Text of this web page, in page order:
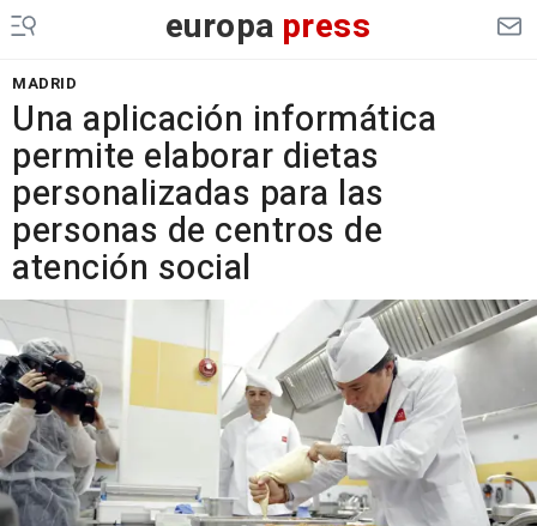
europa press
MADRID
Una aplicación informática
permite elaborar dietas
personalizadas para las
personas de centros de
atención social